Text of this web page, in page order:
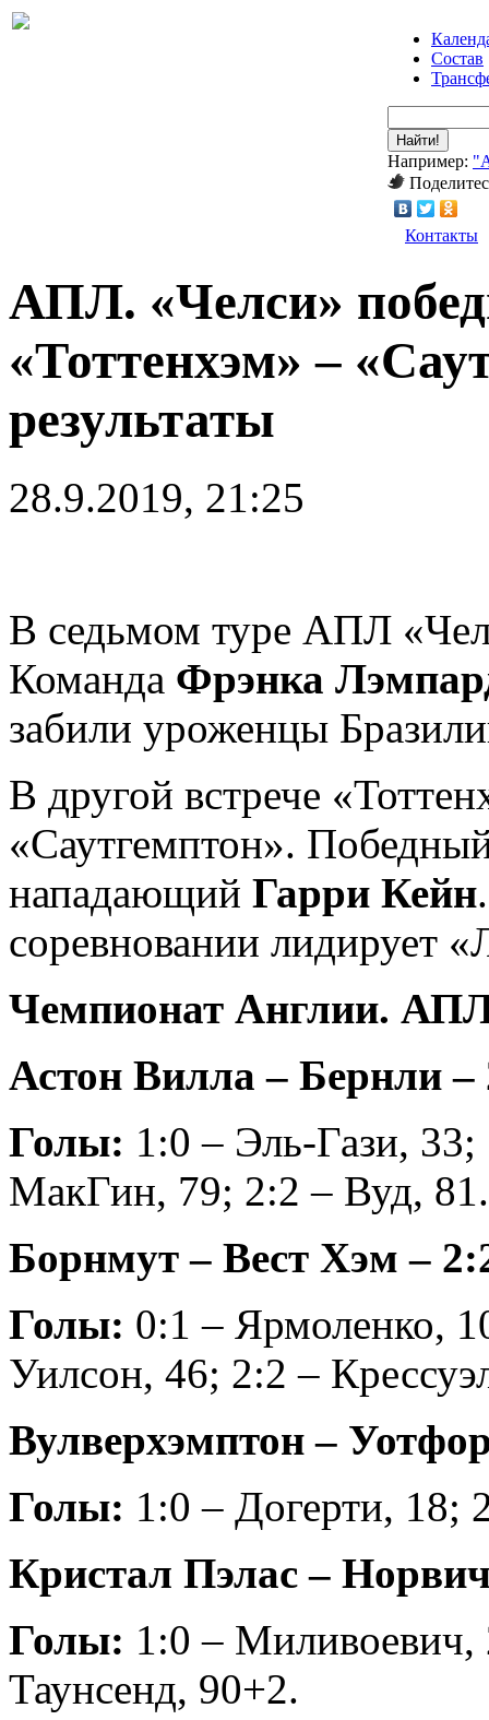
Состав
Найти!
Например:
Контакты
АПЛ. «Челси»
«Тоттенхэм» –
результаты
28.9.2019, 21:25
В седьмом туре АПЛ
Команда Фрэнка
забили уроженцы
В другой встрече
«Саутгемптон».
нападающий Гарри Кейн
соревновании лидирует
Чемпионат Англии.
Астон Вилла – Бернли –
Голы: 1:0 – Эль-Гази,
МакГин, 79; 2:2 – Вуд, 81.
Борнмут – Вест Хэм –
Голы: 0:1 – Ярмоленко,
Уилсон, 46; 2:2 –
Вулверхэмптон –
Голы: 1:0 – Догерти, 18;
Кристал Пэлас –
Голы: 1:0 – Миливоевич,
Таунсенд, 90+2.